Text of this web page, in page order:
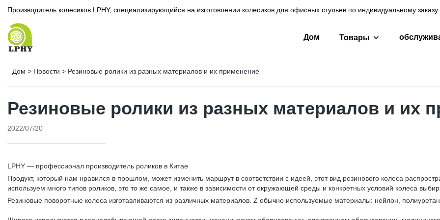
Производитель колесиков LPHY, специализирующийся на изготовлении колесиков для офисных стульев по индивидуальному
Дом Товары
Дом > Новости > Резиновые ролики из разных материалов и их применение
Резиновые ролики из разных материалов и их
2022/07/20
LPHY — профессионал производитель роликов в Китае
Продукт, который нам нравился в прошлом, может изменить маршрут в соответствии с идеей, этот вид резинового колеса
используем много типов роликов, это то же самое, и также в зависимости от окружающей среды и конкретных условий колеса
Резиновые поворотные колеса изготавливаются из различных материалов. Z обычно используемые материалы: нейлон,